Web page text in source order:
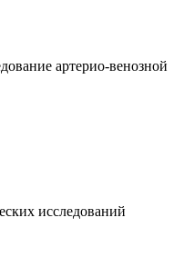
артерио-венозной
исследований